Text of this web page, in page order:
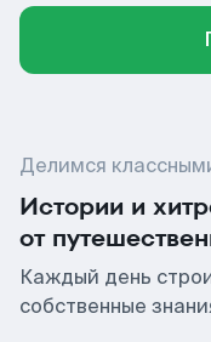
Делимся
Истории и
от
Каждый день
собственные